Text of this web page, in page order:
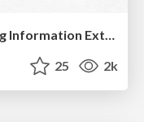
Practical Tips for Bootstrapping Information Extraction Pipelines
25 2k